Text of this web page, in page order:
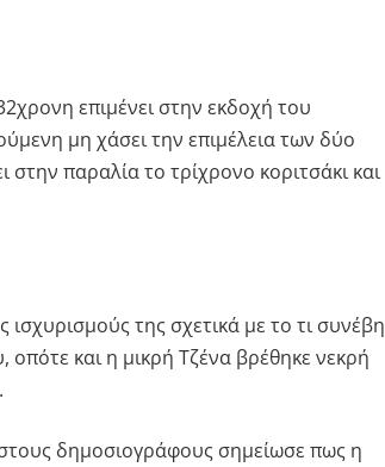
επιμένει στην εκδοχή του
μη χάσει την επιμέλεια των δύο
παραλία το τρίχρονο κοριτσάκι και
ισχυρισμούς της σχετικά με το τι συνέβη
και η μικρή Τζένα βρέθηκε νεκρή
δημοσιογράφους σημείωσε πως η